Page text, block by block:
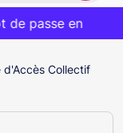
sur votre panier
BIENVENUE
passe en
d'Accès Collectif